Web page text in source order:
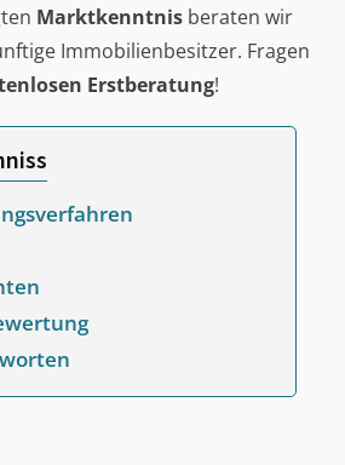
Marktkenntnis beraten wir
Immobilienbesitzer. Fragen
Erstberatung!